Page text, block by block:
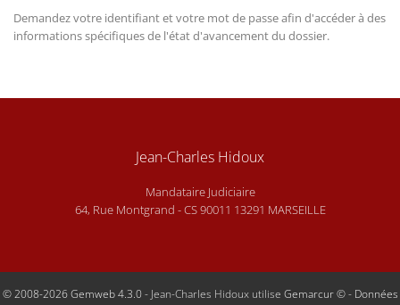
Demandez votre identifiant et votre mot de passe afin d'accéder à des
informations spécifiques de l'état d'avancement du dossier.
Jean-Charles Hidoux
Mandataire Judiciaire
64, Rue Montgrand - CS 90011 13291 MARSEILLE
© 2008-2026 Gemweb 4.3.0- Jean-Charles Hidoux utilise Gemarcur ©- Données